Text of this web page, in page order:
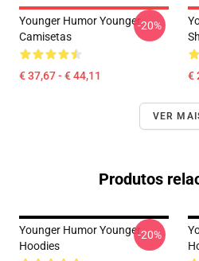
Younger Humor Younger
Camisetas
€ 37,67 - € 44,11
-20%
€
VER
Produtos
Younger Humor Younger
Hoodies
-20%